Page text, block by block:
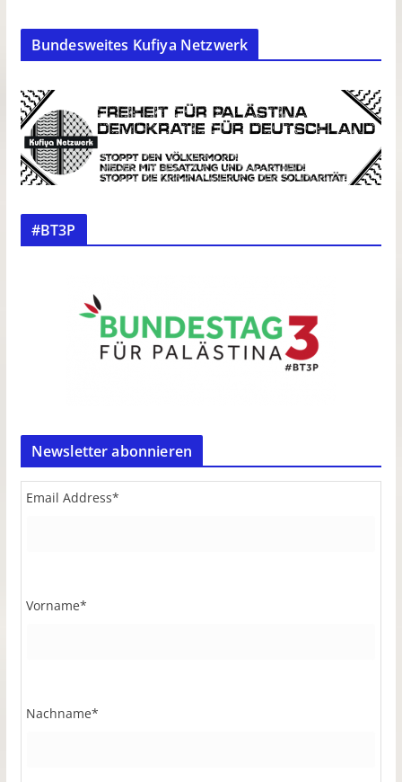
Bundesweites Kufiya Netzwerk
#BT3P
Newsletter abonnieren
Email Address*
Vorname*
Nachname*